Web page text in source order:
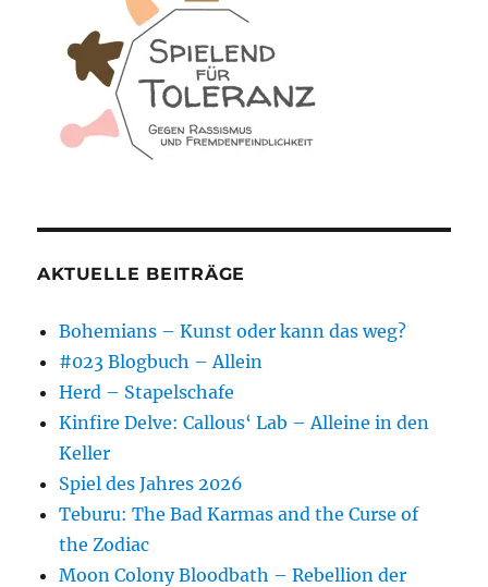
AKTUELLE BEITRÄGE
Bohemians – Kunst oder kann das weg?
#023 Blogbuch – Allein
Herd – Stapelschafe
Kinfire Delve: Callous‘ Lab – Alleine in den
Keller
Spiel des Jahres 2026
Teburu: The Bad Karmas and the Curse of
the Zodiac
Moon Colony Bloodbath – Rebellion der